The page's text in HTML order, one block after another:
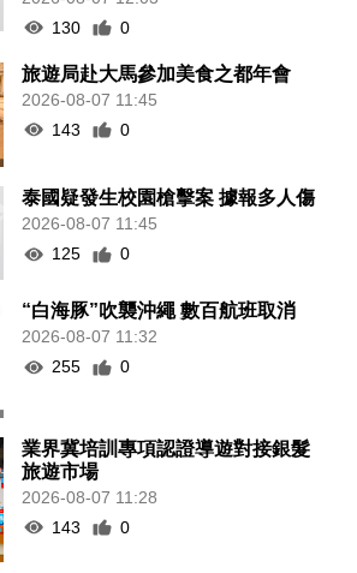
130
0
旅遊局赴大馬參加美食之都年會
2026-08-07 11:45
143
0
泰國疑發生校園槍擊案 據報多人傷
2026-08-07 11:45
125
0
“白海豚”吹襲沖繩 數百航班取消
2026-08-07 11:32
255
0
業界冀培訓專項認證導遊對接銀髮
旅遊市場
2026-08-07 11:28
143
0